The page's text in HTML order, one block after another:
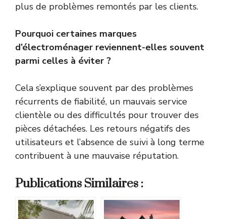
plus de problèmes remontés par les clients.
Pourquoi certaines marques
d’électroménager reviennent-elles souvent
parmi celles à éviter ?
Cela s’explique souvent par des problèmes
récurrents de fiabilité, un mauvais service
clientèle ou des difficultés pour trouver des
pièces détachées. Les retours négatifs des
utilisateurs et l’absence de suivi à long terme
contribuent à une mauvaise réputation.
Publications Similaires :